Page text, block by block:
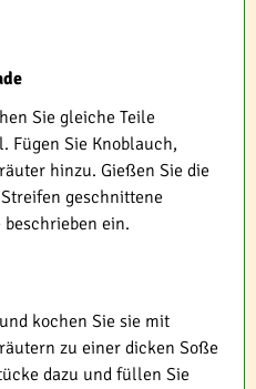
Sie gleiche Teile
Fügen Sie Knoblauch,
hinzu. Gießen Sie die
geschnittene
ein.
kochen Sie sie mit
zu einer dicken Soße
dazu und füllen Sie